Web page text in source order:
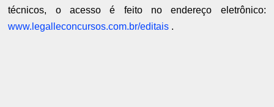
técnicos, o acesso é feito no endereço eletrônico:
www.legalleconcursos.com.br/editais .